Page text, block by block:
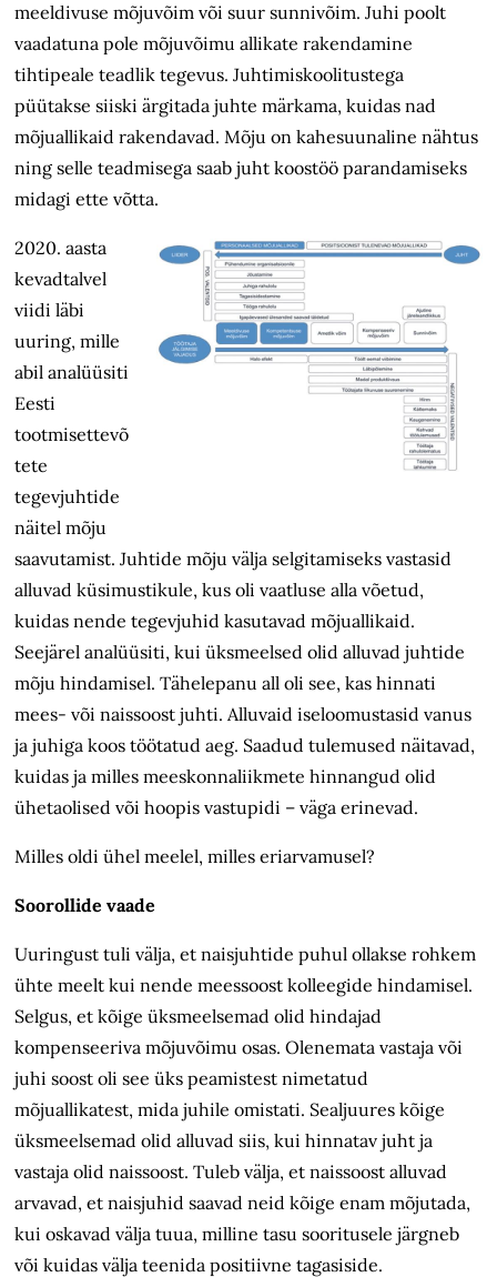
meeldivuse mõjuvõim või suur sunnivõim. Juhi poolt
vaadatuna pole mõjuvõimu allikate rakendamine
tihtipeale teadlik tegevus. Juhtimiskoolitustega
püütakse siiski ärgitada juhte märkama, kuidas nad
mõjuallikaid rakendavad. Mõju on kahesuunaline nähtus
ning selle teadmisega saab juht koostöö parandamiseks
midagi ette võtta.
2020. aasta
kevadtalvel
viidi läbi
uuring, mille
abil analüüsiti
Eesti
tootmisettevõ
tete
tegevjuhtide
näitel mõju
saavutamist. Juhtide mõju välja selgitamiseks vastasid
alluvad küsimustikule, kus oli vaatluse alla võetud,
kuidas nende tegevjuhid kasutavad mõjuallikaid.
Seejärel analüüsiti, kui üksmeelsed olid alluvad juhtide
mõju hindamisel. Tähelepanu all oli see, kas hinnati
mees- või naissoost juhti. Alluvaid iseloomustasid vanus
ja juhiga koos töötatud aeg. Saadud tulemused näitavad,
kuidas ja milles meeskonnaliikmete hinnangud olid
ühetaolised või hoopis vastupidi – väga erinevad.
Milles oldi ühel meelel, milles eriarvamusel?
Soorollide vaade
Uuringust tuli välja, et naisjuhtide puhul ollakse rohkem
ühte meelt kui nende meessoost kolleegide hindamisel.
Selgus, et kõige üksmeelsemad olid hindajad
kompenseeriva mõjuvõimu osas. Olenemata vastaja või
juhi soost oli see üks peamistest nimetatud
mõjuallikatest, mida juhile omistati. Sealjuures kõige
üksmeelsemad olid alluvad siis, kui hinnatav juht ja
vastaja olid naissoost. Tuleb välja, et naissoost alluvad
arvavad, et naisjuhid saavad neid kõige enam mõjutada,
kui oskavad välja tuua, milline tasu sooritusele järgneb
või kuidas välja teenida positiivne tagasiside.